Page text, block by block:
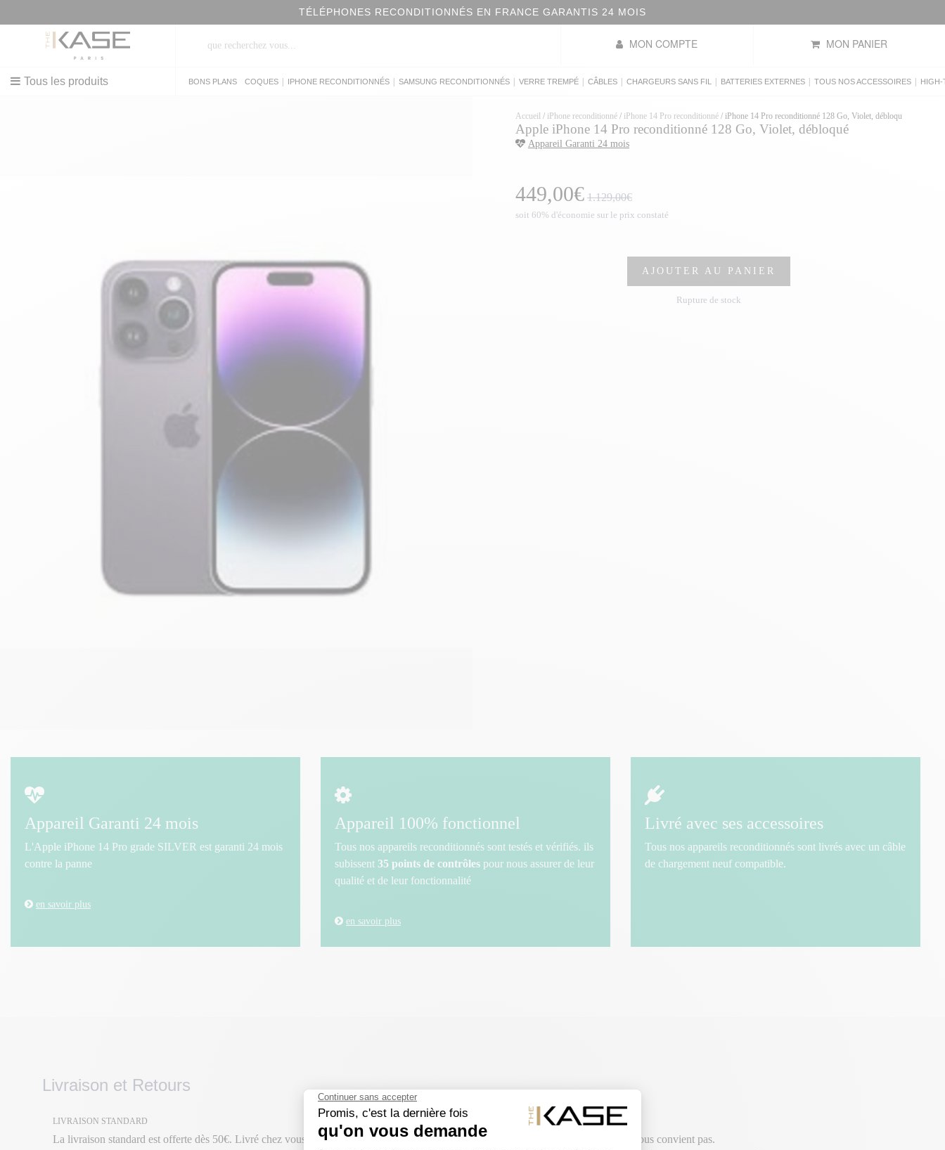
TÉLÉPHONES RECONDITIONNÉS EN FRANCE GARANTIS 24 MOIS
Tous les produits
MON COMPTE MON PANIER
BONS PLANS COQUES IPHONE RECONDITIONNÉS SAMSUNG RECONDITIONNÉS VERRE TREMPÉ CÂBLES CHARGEURS SANS FIL BATTERIES EXTERNES TOUS NOS ACCESSOIRES HIGH-
Accueil / iPhone reconditionné / iPhone 14 Pro reconditionné / iPhone 14 Pro reconditionné 128 Go, Violet, débloqué
Apple iPhone 14 Pro reconditionné 128 Go, Violet, débloqué
Appareil Garanti 24 mois
449,00€ 1.129,00€
soit 60% d'économie sur le prix constaté
AJOUTER AU PANIER
Rupture de stock
Appareil Garanti 24 mois
L'Apple iPhone 14 Pro grade SILVER est garanti 24 mois
contre la panne
en savoir plus
Appareil 100% fonctionnel
Tous nos appareils reconditionnés sont testés et vérifiés. ils
subissent 35 points de contrôles pour nous assurer de leur
qualité et de leur fonctionnalité
en savoir plus
Livré avec ses accessoires
Tous nos appareils reconditionnés sont livrés avec un câble
de chargement neuf compatible.
Livraison et Retours
LIVRAISON STANDARD
La livraison standard est offerte dès 50€. Livré chez vous entre 2 et 3 jours du lundi au
RETOUR SIMPLE ET FACILE
Un article de votre commande ne vous convient pas.